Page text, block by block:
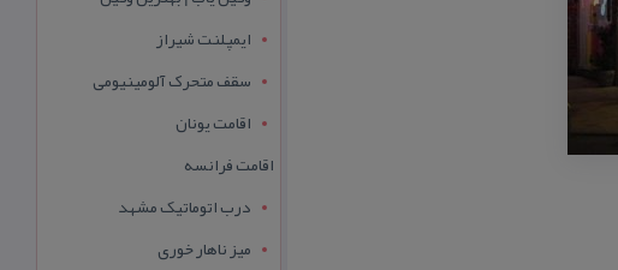
ایمپلنت شیراز
سقف متحرک آلومینیومی
اقامت یونان
اقامت فرانسه
درب اتوماتیک مشهد
میز ناهار خوری